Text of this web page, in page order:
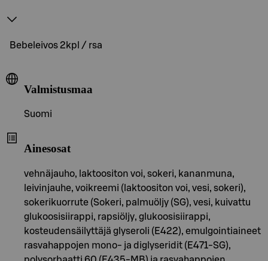
Bebeleivos 2kpl / rsa
Valmistusmaa
Suomi
Ainesosat
vehnäjauho, laktoositon voi, sokeri, kananmuna,
leivinjauhe, voikreemi (laktoositon voi, vesi, sokeri),
sokerikuorrute (Sokeri, palmuöljy (SG), vesi, kuivattu
glukoosisiirappi, rapsiöljy, glukoosisiirappi,
kosteudensäilyttäjä glyseroli (E422), emulgointiaineet
rasvahappojen mono- ja diglyseridit (E471-SG),